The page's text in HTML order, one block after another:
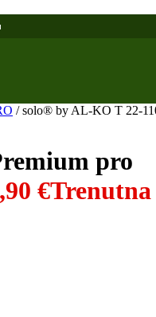
/ solo® by AL-KO T 22-
pro
€Trenutna